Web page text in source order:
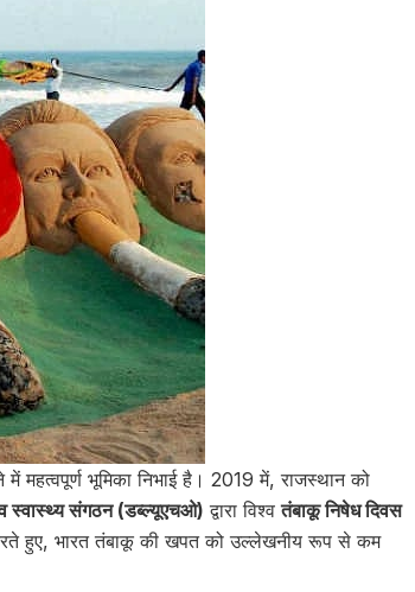
भूमिका निभाई है। 2019 में, राजस्थान को
स्वास्थ्य संगठन (डब्ल्यूएचओ) द्वारा विश्वतंबाकू निषेध दिवस
हुए, भारत तंबाकू की खपत को उल्लेखनीय रूप से कम